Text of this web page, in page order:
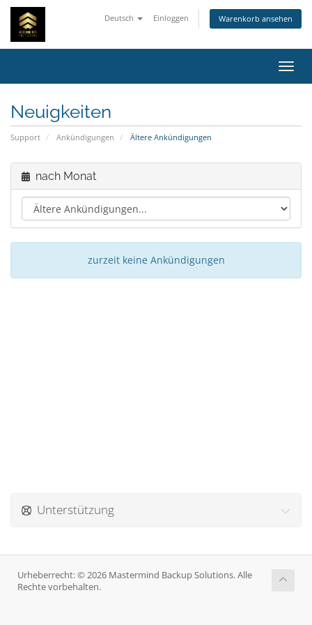
Deutsch Einloggen Warenkorb ansehen
Neuigkeiten
Support Ankündigungen Ältere Ankündigungen
nach Monat
zurzeit keine Ankündigungen
Unterstützung
Urheberrecht: © 2026 Mastermind Backup Solutions. Alle
Rechte vorbehalten.